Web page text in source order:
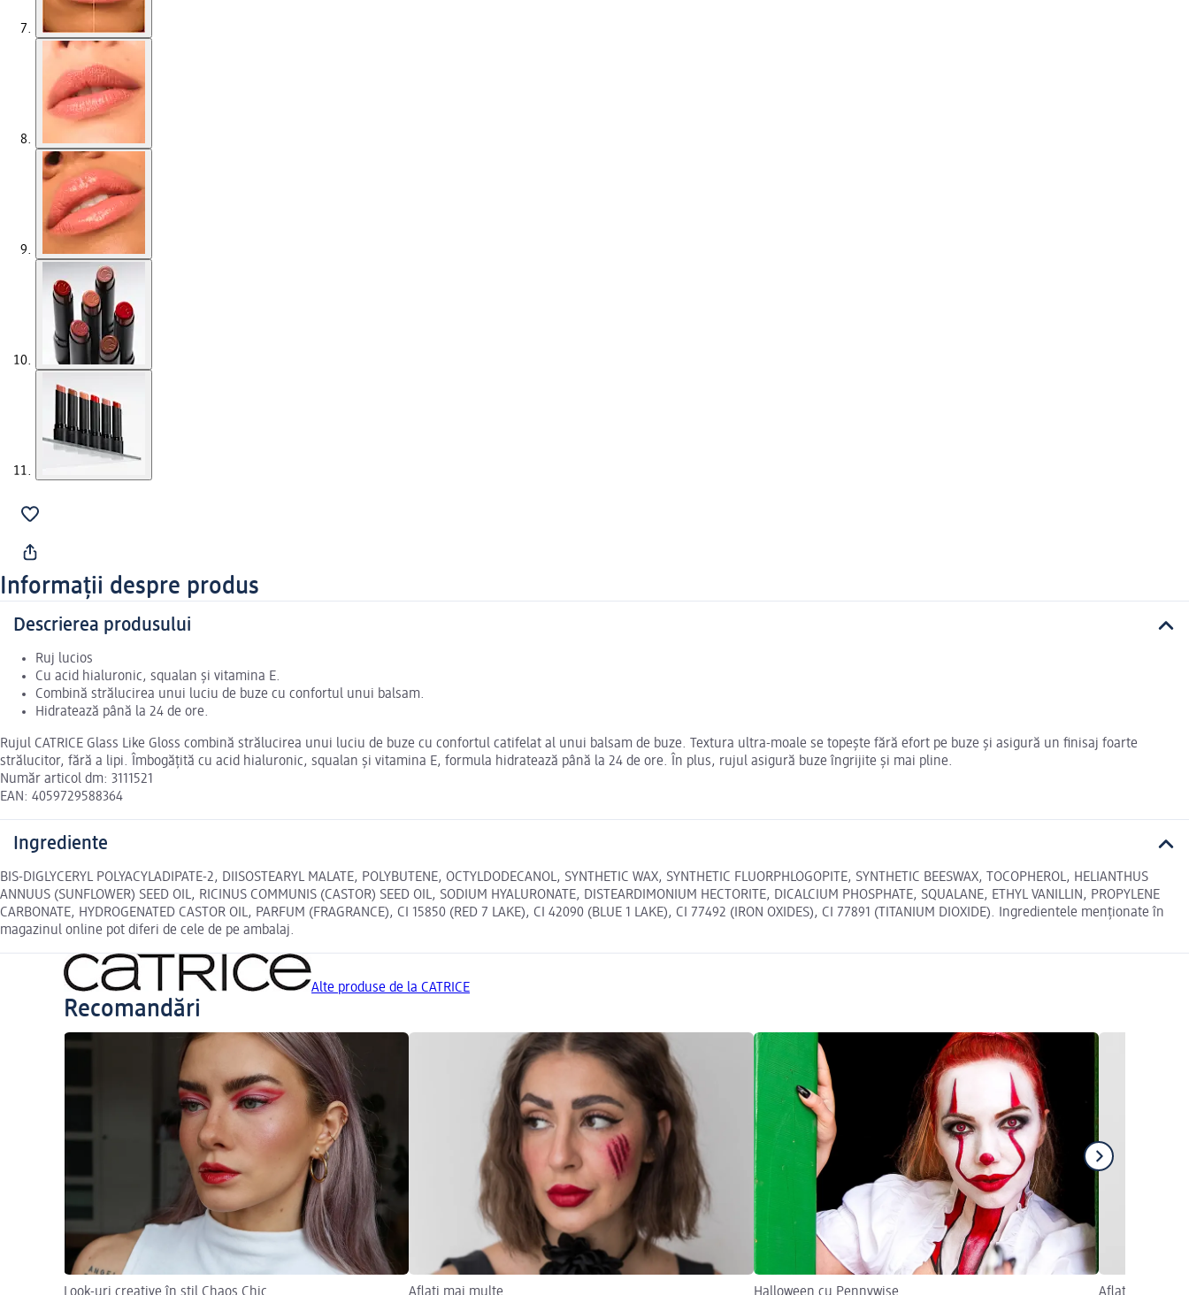
Informații despre produs
Descrierea produsului
Ruj lucios
Cu acid hialuronic, squalan și vitamina E.
Combină strălucirea unui luciu de buze cu confortul unui balsam.
Hidratează până la 24 de ore.
Rujul CATRICE Glass Like Gloss combină strălucirea unui luciu de buze cu confortul catifelat al unui balsam de buze. Textura ultra-moale se topește fără efort pe buze și asigură un finisaj foarte
strălucitor, fără a lipi. Îmbogățită cu acid hialuronic, squalan și vitamina E, formula hidratează până la 24 de ore. În plus, rujul asigură buze îngrijite și mai pline.
Număr articol dm: 3111521
EAN: 4059729588364
Ingrediente
BIS-DIGLYCERYL POLYACYLADIPATE-2, DIISOSTEARYL MALATE, POLYBUTENE, OCTYLDODECANOL, SYNTHETIC WAX, SYNTHETIC FLUORPHLOGOPITE, SYNTHETIC BEESWAX, TOCOPHEROL, HELIANTHUS
ANNUUS (SUNFLOWER) SEED OIL, RICINUS COMMUNIS (CASTOR) SEED OIL, SODIUM HYALURONATE, DISTEARDIMONIUM HECTORITE, DICALCIUM PHOSPHATE, SQUALANE, ETHYL VANILLIN, PROPYLENE
CARBONATE, HYDROGENATED CASTOR OIL, PARFUM (FRAGRANCE), CI 15850 (RED 7 LAKE), CI 42090 (BLUE 1 LAKE), CI 77492 (IRON OXIDES), CI 77891 (TITANIUM DIOXIDE). Ingredientele menționate în
magazinul online pot diferi de cele de pe ambalaj.
Alte produse de la CATRICE
Recomandări